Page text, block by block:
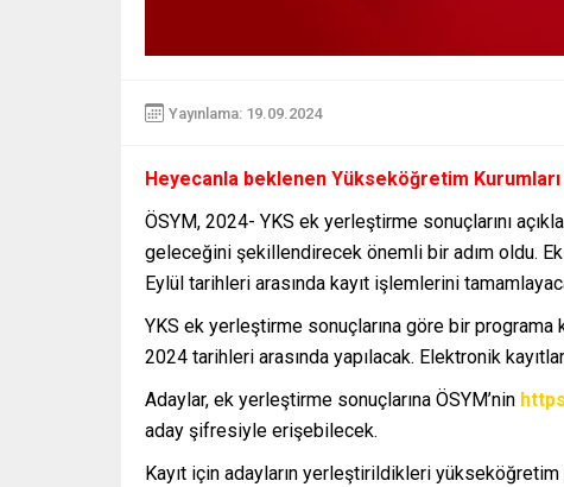
Yayınlama: 19.09.2024
Heyecanla beklenen Yükseköğretim Kurumları
ÖSYM, 2024- YKS ek yerleştirme sonuçlarını
geleceğini şekillendirecek önemli bir adım oldu.
Eylül tarihleri arasında kayıt işlemlerini
YKS ek yerleştirme sonuçlarına göre bir programa
2024 tarihleri arasında yapılacak. Elektronik
Adaylar, ek yerleştirme sonuçlarına ÖSYM’nin
aday şifresiyle erişebilecek.
Kayıt için adayların yerleştirildikleri